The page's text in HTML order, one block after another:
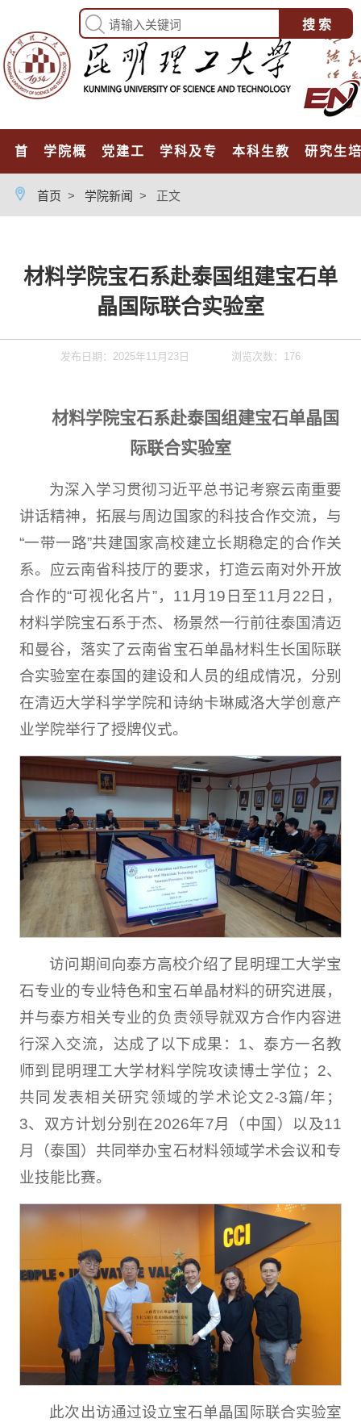
首页 学院概况 党建工作 学科及专业 本科生教育 研究生
首页 > 学院新闻 > 正文
材料学院宝石系赴泰国组建宝石单
晶国际联合实验室
发布日期：2025年11月23日 浏览次数： 176
材料学院宝石系赴泰国组建宝石单晶国
际联合实验室
为深入学习贯彻习近平总书记考察云南重要
讲话精神，拓展与周边国家的科技合作交流，与
“一带一路”共建国家高校建立长期稳定的合作关
系。应云南省科技厅的要求，打造云南对外开放
合作的“可视化名片”，11月19日至11月22日，
材料学院宝石系于杰、杨景然一行前往泰国清迈
和曼谷，落实了云南省宝石单晶材料生长国际联
合实验室在泰国的建设和人员的组成情况，分别
在清迈大学科学学院和诗纳卡琳威洛大学创意产
业学院举行了授牌仪式。
访问期间向泰方高校介绍了昆明理工大学宝
石专业的专业特色和宝石单晶材料的研究进展，
并与泰方相关专业的负责领导就双方合作内容进
行深入交流，达成了以下成果：1、泰方一名教
师到昆明理工大学材料学院攻读博士学位；2、
共同发表相关研究领域的学术论文2-3篇/年；
3、双方计划分别在2026年7月（中国）以及11
月（泰国）共同举办宝石材料领域学术会议和专
业技能比赛。
此次出访通过设立宝石单晶国际联合实验室